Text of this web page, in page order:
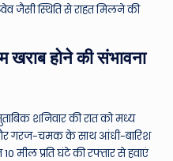
जैसी स्थिति से राहत मिलने की
होने की संभावना
शनिवार की रात को मध्य
गरज-चमक के साथ आंधी-बारिश
मील प्रति घंटे की रफ्तार से हवाएं